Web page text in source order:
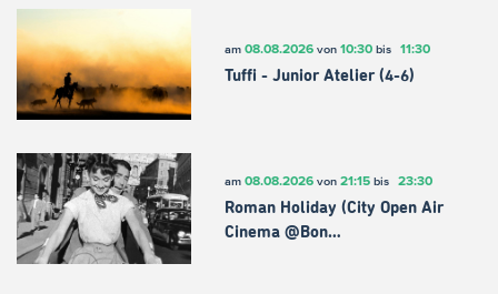
am 08.08.2026von 10:30bis 11:30
Tuffi - Junior Atelier (4-6)
am 08.08.2026von 21:15bis 23:30
Roman Holiday (City Open Air
Cinema @Bon…